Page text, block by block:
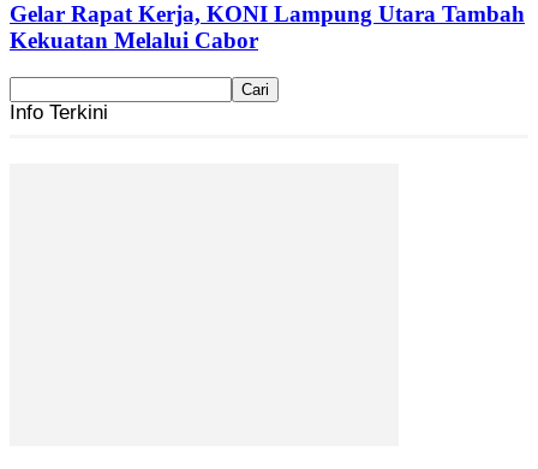
Gelar Rapat Kerja, KONI Lampung Utara Tambah
Kekuatan Melalui Cabor
Info Terkini